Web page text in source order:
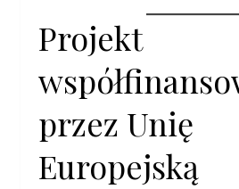
Projekt
przez Unię
Europejską